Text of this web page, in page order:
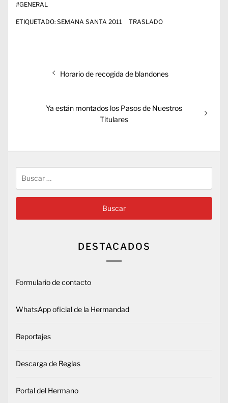
#GENERAL
ETIQUETADO: SEMANA SANTA 2011 TRASLADO
Entrada
Horario de recogida de blandones
Entrada
Ya están montados los Pasos de Nuestros
Titulares
DESTACADOS
Formulario de contacto
WhatsApp oficial de la Hermandad
Reportajes
Descarga de Reglas
Portal del Hermano